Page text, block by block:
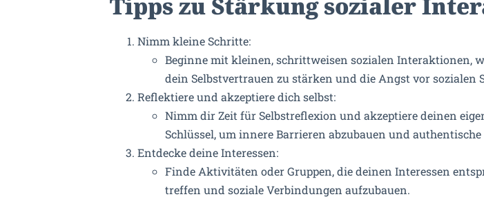
Tipps zu Stärkung sozialer
Nimm kleine Schritte:
Beginne mit kleinen, schrittweisen sozialen Interaktionen,
dein Selbstvertrauen zu stärken und die Angst vor sozialen
Reflektiere und akzeptiere dich selbst:
Nimm dir Zeit für Selbstreflexion und akzeptiere deinen
Schlüssel, um innere Barrieren abzubauen und
Entdecke deine Interessen:
Finde Aktivitäten oder Gruppen, die deinen Interessen
treffen und soziale Verbindungen aufzubauen.